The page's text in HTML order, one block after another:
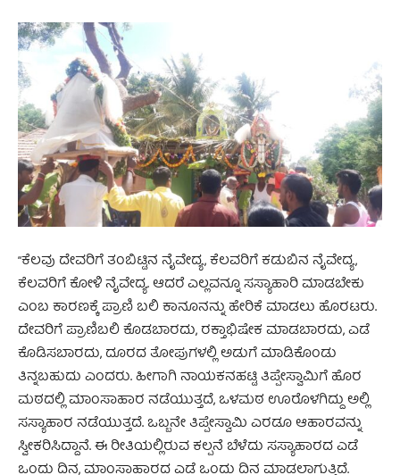
“ಕೆಲವು ದೇವರಿಗೆ ತಂಬಿಟ್ಟಿನ ನೈವೇದ್ಯ, ಕೆಲವರಿಗೆ ಕಡುಬಿನ ನೈವೇದ್ಯ,
ಕೆಲವರಿಗೆ ಕೋಳಿ ನೈವೇದ್ಯ. ಆದರೆ ಎಲ್ಲವನ್ನೂ ಸಸ್ಯಾಹಾರಿ ಮಾಡಬೇಕು
ಎಂಬ ಕಾರಣಕ್ಕೆ ಪ್ರಾಣಿ ಬಲಿ ಕಾನೂನನ್ನು ಹೇರಿಕೆ ಮಾಡಲು ಹೊರಟರು.
ದೇವರಿಗೆ ಪ್ರಾಣಿಬಲಿ ಕೊಡಬಾರದು, ರಕ್ತಾಭಿಷೇಕ ಮಾಡಬಾರದು, ಎಡೆ
ಕೊಡಿಸಬಾರದು, ದೂರದ ತೋಪುಗಳಲ್ಲಿ ಅಡುಗೆ ಮಾಡಿಕೊಂಡು
ತಿನ್ನಬಹುದು ಎಂದರು. ಹೀಗಾಗಿ ನಾಯಕನಹಟ್ಟಿ ತಿಪ್ಪೇಸ್ವಾಮಿಗೆ ಹೊರ
ಮಠದಲ್ಲಿ ಮಾಂಸಾಹಾರ ನಡೆಯುತ್ತದೆ, ಒಳಮಠ ಊರೊಳಗಿದ್ದು ಅಲ್ಲಿ
ಸಸ್ಯಾಹಾರ ನಡೆಯುತ್ತದೆ. ಒಬ್ಬನೇ ತಿಪ್ಪೇಸ್ವಾಮಿ ಎರಡೂ ಆಹಾರವನ್ನು
ಸ್ವೀಕರಿಸಿದ್ದಾನೆ. ಈ ರೀತಿಯಲ್ಲಿರುವ ಕಲ್ಪನೆ ಬೆಳೆದು ಸಸ್ಯಾಹಾರದ ಎಡೆ
ಒಂದು ದಿನ, ಮಾಂಸಾಹಾರದ ಎಡೆ ಒಂದು ದಿನ ಮಾಡಲಾಗುತ್ತಿದೆ.